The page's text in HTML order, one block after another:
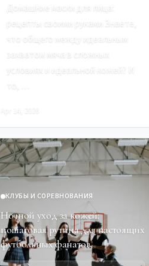
Домашние маски для лица:
рецепты своими руками Знаете,
что общего между идеальным
захватом мяча в сложных
условиях и идеальной кожей? И
то, …
Apr 14, 2026
КЛУБЫ И СОРЕВНОВАНИЯ
Ночной уход за кожей:
пошаговая рутина для настоящих
футбольных фанатов